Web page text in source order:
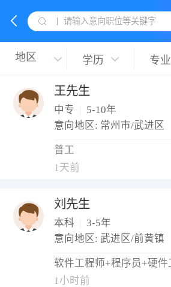
请输入意向职位等关键字
学历 专业
王先生
中专
5-10年
意向地区: 常州市/武进区
普工
1天前
刘先生
本科
3-5年
意向地区: 武进区/前黄镇
1小时前